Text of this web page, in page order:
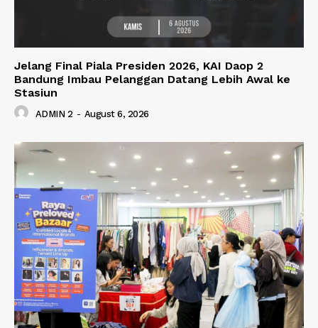
Jelang Final Piala Presiden 2026, KAI Daop 2
Bandung Imbau Pelanggan Datang Lebih Awal ke
Stasiun
ADMIN 2 - August 6, 2026